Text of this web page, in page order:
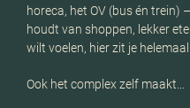
horeca, het OV (bus én trein)
houdt van shoppen, lekker
wilt voelen, hier zit je helemaal
Ook het complex zelf maakt…